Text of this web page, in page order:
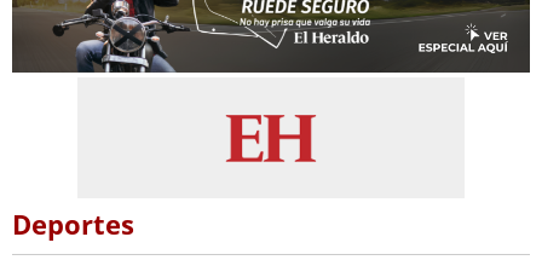
Deportes